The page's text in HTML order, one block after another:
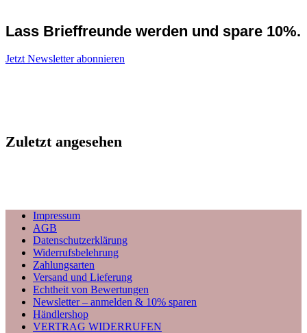
Lass Brieffreunde werden und spare 10%.
Jetzt Newsletter abonnieren
Zuletzt angesehen
Impressum
AGB
Datenschutzerklärung
Widerrufsbelehrung
Zahlungsarten
Versand und Lieferung
Echtheit von Bewertungen
Newsletter – anmelden & 10% sparen
Händlershop
VERTRAG WIDERRUFEN